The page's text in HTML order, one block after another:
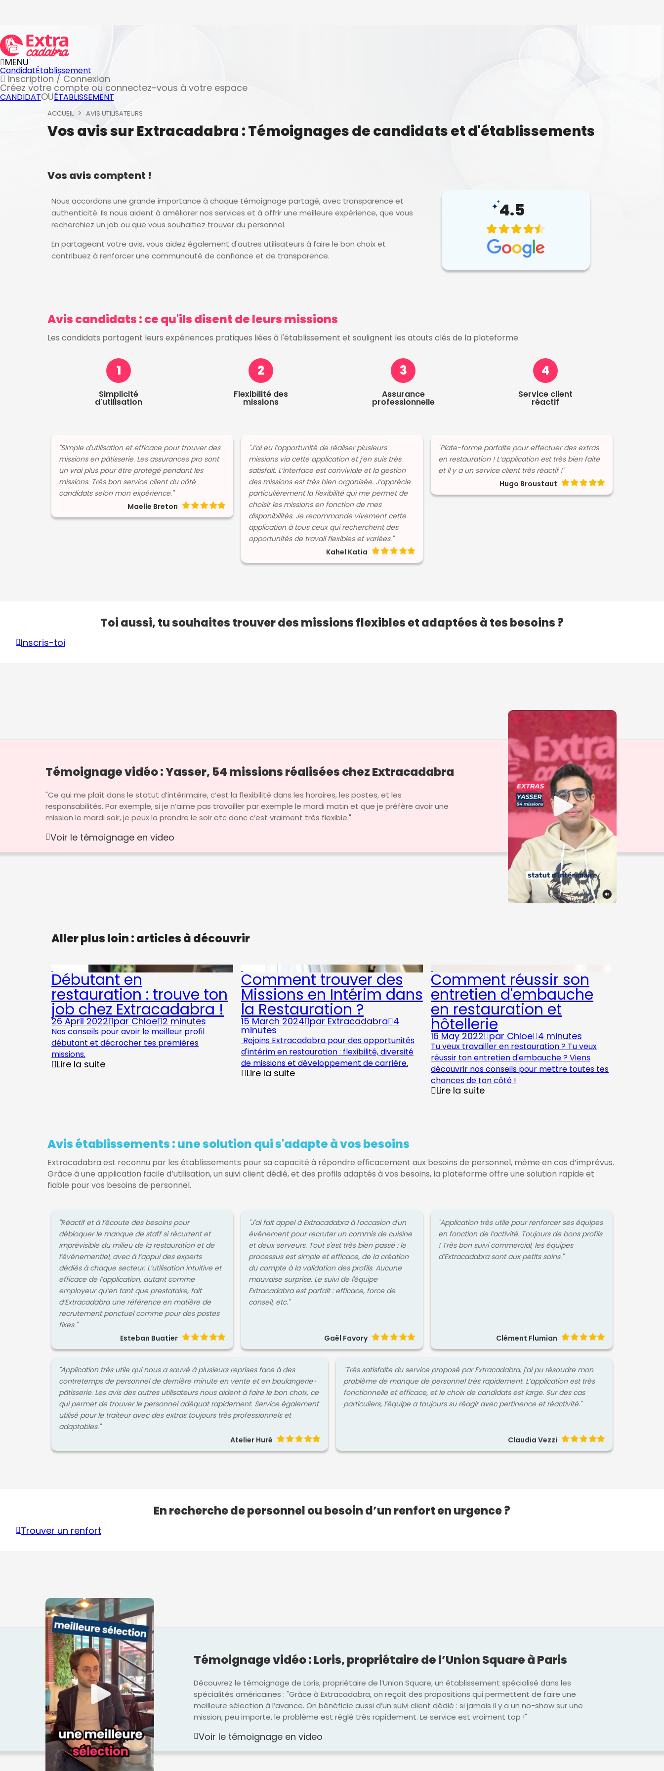
MENU
CandidatÉtablissement
Inscription / Connexion
Créez votre compte ou connectez-vous à votre espace
CANDIDATOUÉTABLISSEMENT
ACCUEIL AVIS UTILISATEURS
Vos avis sur Extracadabra : Témoignages de candidats et d'établissements
Vos avis comptent !
Nous accordons une grande importance à chaque témoignage partagé, avec transparence et
authenticité. Ils nous aident à améliorer nos services et à offrir une meilleure expérience, que vous
recherchiez un job ou que vous souhaitiez trouver du personnel.
En partageant votre avis, vous aidez également d'autres utilisateurs à faire le bon choix et
contribuez à renforcer une communauté de confiance et de transparence.
4.5
Avis candidats : ce qu'ils disent de leurs missions
Les candidats partagent leurs expériences pratiques liées à l'établissement et soulignent les atouts clés de la plateforme.
1
Simplicité
d'utilisation
2
Flexibilité des
missions
3
Assurance
professionnelle
4
Service client
réactif
"Simple d'utilisation et efficace pour trouver des
missions en pâtisserie. Les assurances pro sont
un vrai plus pour être protégé pendant les
missions. Très bon service client du côté
candidats selon mon expérience."
Maelle Breton
"J’ai eu l’opportunité de réaliser plusieurs
missions via cette application et j’en suis très
satisfait. L’interface est conviviale et la gestion
des missions est très bien organisée. J’apprécie
particulièrement la flexibilité qui me permet de
choisir les missions en fonction de mes
disponibilités. Je recommande vivement cette
application à tous ceux qui recherchent des
opportunités de travail flexibles et variées."
Kahel Katia
"Plate-forme parfaite pour effectuer des extras
en restauration ! L’application est très bien faite
et il y a un service client très réactif !"
Hugo Broustaut
Toi aussi, tu souhaites trouver des missions flexibles et adaptées à tes besoins ?
Inscris-toi
Témoignage vidéo : Yasser, 54 missions réalisées chez Extracadabra
"Ce qui me plaît dans le statut d’intérimaire, c’est la flexibilité dans les horaires, les postes, et les
responsabilités. Par exemple, si je n’aime pas travailler par exemple le mardi matin et que je préfère avoir une
mission le mardi soir, je peux la prendre le soir etc donc c’est vraiment très flexible."
Voir le témoignage en video
Aller plus loin : articles à découvrir
Débutant en
restauration : trouve ton
job chez Extracadabra !
26 April 2022 parChloe 2 minutes
Nos conseils pour avoir le meilleur profil
débutant et décrocher tes premières
missions.
Lire la suite
Comment trouver des
Missions en Intérim dans
la Restauration ?
15 March 2024 parExtracadabra 4
minutes
Rejoins Extracadabra pour des opportunités
d'intérim en restauration : flexibilité, diversité
de missions et développement de carrière.
Lire la suite
Comment réussir son
entretien d'embauche
en restauration et
hôtellerie
16 May 2022 par Chloe 4 minutes
Tu veux travailler en restauration ? Tu veux
réussir ton entretien d'embauche ? Viens
découvrir nos conseils pour mettre toutes tes
chances de ton côté !
Lire la suite
Avis établissements : une solution qui s'adapte à vos besoins
Extracadabra est reconnu par les établissements pour sa capacité à répondre efficacement aux besoins de personnel, même en cas d’imprévus.
Grâce à une application facile d’utilisation, un suivi client dédié, et des profils adaptés à vos besoins, la plateforme offre une solution rapide et
fiable pour vos besoins de personnel.
"Réactif et à l’écoute des besoins pour
débloquer le manque de staff si récurrent et
imprévisible du milieu de la restauration et de
l’événementiel, avec à l’appui des experts
dédiés à chaque secteur. L’utilisation intuitive et
efficace de l’application, autant comme
employeur qu’en tant que prestataire, fait
d’Extracadabra une référence en matière de
recrutement ponctuel comme pour des postes
fixes."
Esteban Buatier
"J'ai fait appel à Extracadabra à l'occasion d'un
événement pour recruter un commis de cuisine
et deux serveurs. Tout s'est très bien passé : le
processus est simple et efficace, de la création
du compte à la validation des profils. Aucune
mauvaise surprise. Le suivi de l'équipe
Extracadabra est parfait : efficace, force de
conseil, etc."
Gaël Favory
"Application très utile pour renforcer ses équipes
en fonction de l’activité. Toujours de bons profils
! Très bon suivi commercial, les équipes
d’Extracadabra sont aux petits soins."
Clément Flumian
"Application très utile qui nous a sauvé à plusieurs reprises face à des
contretemps de personnel de dernière minute en vente et en boulangerie-
pâtisserie. Les avis des autres utilisateurs nous aident à faire le bon choix, ce
qui permet de trouver le personnel adéquat rapidement. Service également
utilisé pour le traiteur avec des extras toujours très professionnels et
adaptables."
Atelier Huré
"Très satisfaite du service proposé par Extracadabra, j’ai pu résoudre mon
problème de manque de personnel très rapidement. L’application est très
fonctionnelle et efficace, et le choix de candidats est large. Sur des cas
particuliers, l’équipe a toujours su réagir avec pertinence et réactivité."
Claudia Vezzi
En recherche de personnel ou besoin d’un renfort en urgence ?
Trouver un renfort
Témoignage vidéo : Loris, propriétaire de l’Union Square à Paris
Découvrez le témoignage de Loris, propriétaire de l’Union Square, un établissement spécialisé dans les
spécialités américaines : "Grâce à Extracadabra, on reçoit des propositions qui permettent de faire une
meilleure sélection à l’avance. On bénéficie aussi d’un suivi client dédié : si jamais il y a un no-show sur une
mission, peu importe, le problème est réglé très rapidement. Le service est vraiment top !"
Voir le témoignage en video